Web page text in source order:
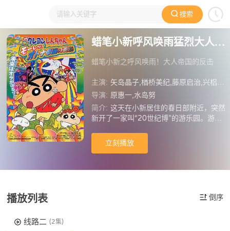
搜索
大家在看 日本动漫 国产动漫 欧美动漫 动漫电影
蜡笔小新呼风唤雨猛烈大人帝国的反击
蜡笔小新之呼风唤雨！大人帝国的反击
主演: 矢岛晶子,楢桥美纪,藤原启治,兴梠里美,真柴摩利,林玉绪,一龙斋贞友,佐藤智惠,小林爱,三田友子,松尾银三,北川智绘,纳谷六朗,泷泽罗子,高田由美,富泽美智惠,三石琴乃,京田尚子,稀代樱子,铃木玲子,玉川纱己子,萩森侚子,大冢智子,茶风林,神奈延年,江川央生,冈野浩介,大西健晴,铃村健一,儿岛千春,池本小百合,宇和川惠美,工藤香子,伊藤健太郎,津嘉山正种,小堺一机,关根勤
导演: 原惠一,水岛努
简介: 这天在小新居住的春日部附近，突然
新开了一家叫“20世纪博”的游乐园。游乐
目和电影，这里，一切都是从前时光的回
放。每一个到了这里的大人，都沉浸在过
东西一点意思都没有。令小新万万想不到
里。城里的大人们都进去了，只剩下了小
立刻播放
播放列表 倒序
线路二 (2集)